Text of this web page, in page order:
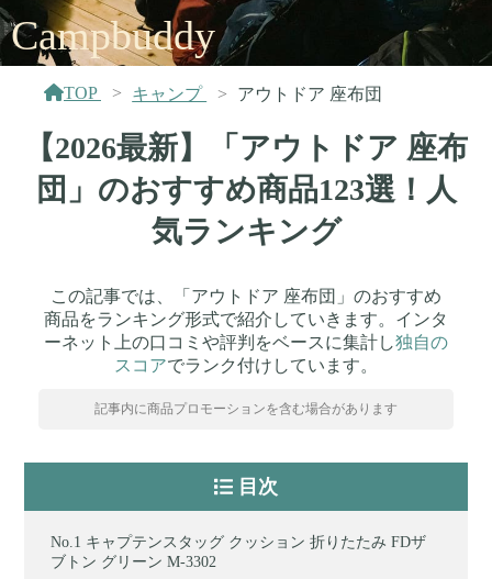
Campbuddy
TOP キャンプ アウトドア 座布団
【2026最新】「アウトドア 座布
団」のおすすめ商品123選！人
気ランキング
この記事では、「アウトドア 座布団」のおすすめ
商品をランキング形式で紹介していきます。インタ
ーネット上の口コミや評判をベースに集計し独自の
スコアでランク付けしています。
記事内に商品プロモーションを含む場合があります
目次
キャプテンスタッグ クッション 折りたたみ FDザ
ブトン グリーン M-3302